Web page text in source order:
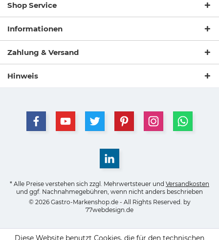
Shop Service
Informationen
Zahlung & Versand
Hinweis
* Alle Preise verstehen sich zzgl. Mehrwertsteuer und Versandkosten
und ggf. Nachnahmegebühren, wenn nicht anders beschrieben
© 2026 Gastro-Markenshop.de - All Rights Reserved. by
77webdesign.de
Diese Website benutzt Cookies, die für den technischen